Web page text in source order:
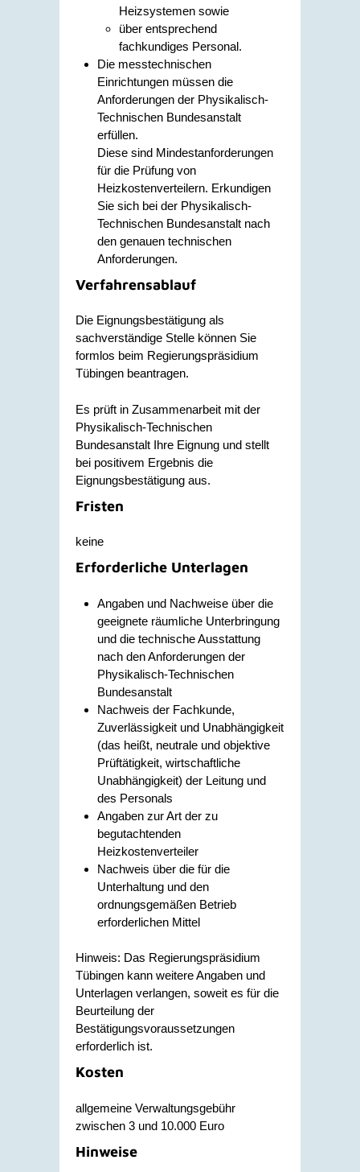
Heizsystemen sowie
über entsprechend
fachkundiges Personal.
Die messtechnischen
Einrichtungen müssen die
Anforderungen der Physikalisch-
Technischen Bundesanstalt
erfüllen.
Diese sind Mindestanforderungen
für die Prüfung von
Heizkostenverteilern. Erkundigen
Sie sich bei der Physikalisch-
Technischen Bundesanstalt nach
den genauen technischen
Anforderungen.
Verfahrensablauf
Die Eignungsbestätigung als
sachverständige Stelle können Sie
formlos beim Regierungspräsidium
Tübingen beantragen.
Es prüft in Zusammenarbeit mit der
Physikalisch-Technischen
Bundesanstalt Ihre Eignung und stellt
bei positivem Ergebnis die
Eignungsbestätigung aus.
Fristen
keine
Erforderliche Unterlagen
Angaben und Nachweise über die
geeignete räumliche Unterbringung
und die technische Ausstattung
nach den Anforderungen der
Physikalisch-Technischen
Bundesanstalt
Nachweis der Fachkunde,
Zuverlässigkeit und Unabhängigkeit
(das heißt, neutrale und objektive
Prüftätigkeit, wirtschaftliche
Unabhängigkeit) der Leitung und
des Personals
Angaben zur Art der zu
begutachtenden
Heizkostenverteiler
Nachweis über die für die
Unterhaltung und den
ordnungsgemäßen Betrieb
erforderlichen Mittel
Hinweis: Das Regierungspräsidium
Tübingen kann weitere Angaben und
Unterlagen verlangen, soweit es für die
Beurteilung der
Bestätigungsvoraussetzungen
erforderlich ist.
Kosten
allgemeine Verwaltungsgebühr
zwischen 3 und 10.000 Euro
Hinweise